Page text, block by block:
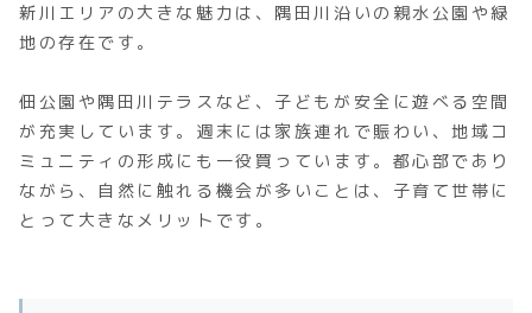
新川エリアの大きな魅力は、隅田川沿いの親水公園や緑
地の存在です。
佃公園や隅田川テラスなど、子どもが安全に遊べる空間
が充実しています。週末には家族連れで賑わい、地域コ
ミュニティの形成にも一役買っています。都心部であり
ながら、自然に触れる機会が多いことは、子育て世帯に
とって大きなメリットです。